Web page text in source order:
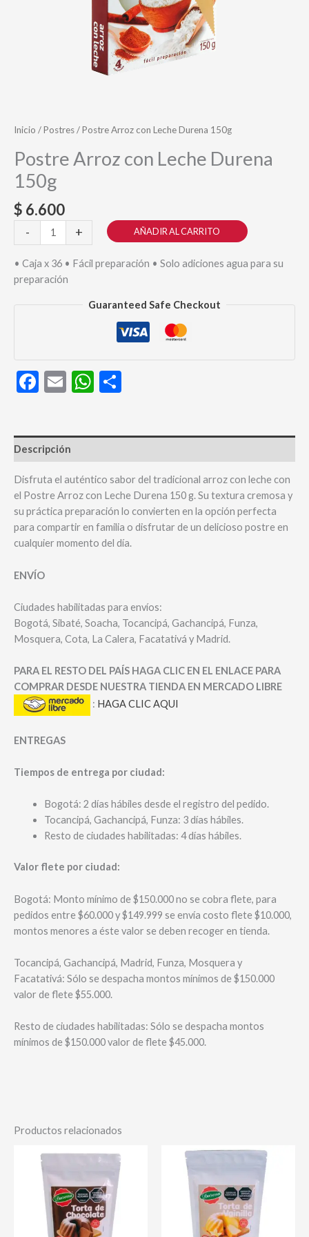
Inicio /Postres/ Postre Arroz con Leche Durena 150g
Postre Arroz con Leche Durena
150g
$ 6.600
-
Arroz
con
Leche
150g
+ AÑADIR AL CARRITO
• Caja x 36 • Fácil preparación • Solo adiciones agua para su
preparación
Guaranteed Safe Checkout
Facebook
EmailWhatsApp
Descripción
Disfruta el auténtico sabor del tradicional arroz con leche con
el Postre Arroz con Leche Durena 150 g. Su textura cremosa y
su práctica preparación lo convierten en la opción perfecta
para compartir en familia o disfrutar de un delicioso postre en
cualquier momento del día.
ENVÍO
Ciudades habilitadas para envíos:
Bogotá, Sibaté, Soacha, Tocancipá, Gachancipá, Funza,
Mosquera, Cota, La Calera, Facatativá y Madrid.
PARA EL RESTO DEL PAÍS HAGA CLIC EN EL ENLACE PARA
COMPRAR DESDE NUESTRA TIENDA EN MERCADO LIBRE
: HAGA CLIC AQUI
ENTREGAS
Tiempos de entrega por ciudad:
Bogotá: 2 días hábiles desde el registro del pedido.
Tocancipá, Gachancipá, Funza: 3 días hábiles.
Resto de ciudades habilitadas: 4 días hábiles.
Valor flete por ciudad:
Bogotá: Monto mínimo de $150.000 no se cobra flete, para
pedidos entre $60.000 y $149.999 se envía costo flete $10.000,
montos menores a éste valor se deben recoger en tienda.
Tocancipá, Gachancipá, Madrid, Funza, Mosquera y
Facatativá: Sólo se despacha montos mínimos de $150.000
valor de flete $55.000.
Resto de ciudades habilitadas: Sólo se despacha montos
mínimos de $150.000 valor de flete $45.000.
Productos relacionados